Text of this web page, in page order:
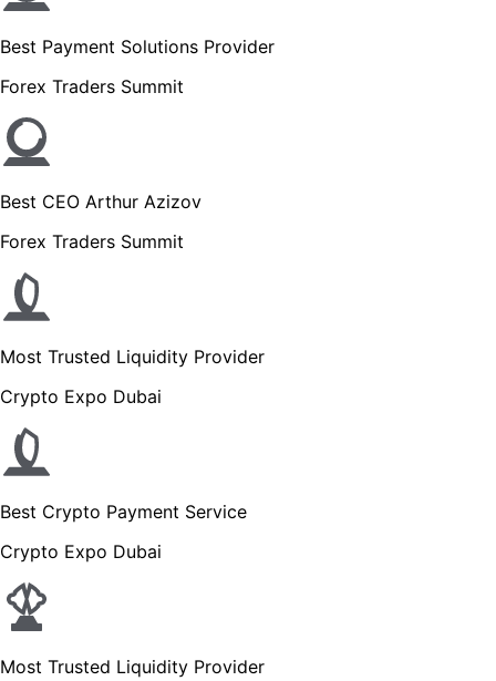
Best Payment Solutions Provider
Forex Traders Summit
Best CEO Arthur Azizov
Forex Traders Summit
Most Trusted Liquidity Provider
Crypto Expo Dubai
Best Crypto Payment Service
Crypto Expo Dubai
Most Trusted Liquidity Provider